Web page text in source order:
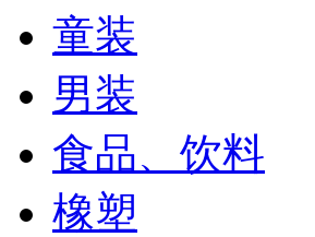
童装
男装
食品、饮料
橡塑